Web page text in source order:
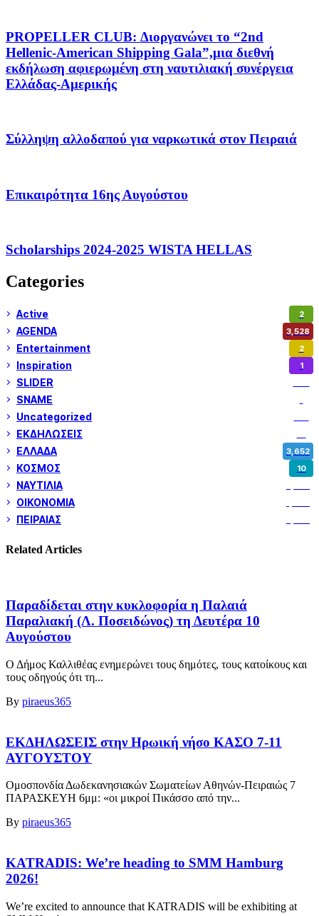
PROPELLER CLUB: Διοργανώνει το “2nd
Hellenic-American Shipping Gala”,μια διεθνή
εκδήλωση αφιερωμένη στη ναυτιλιακή συνέργεια
Ελλάδας-Αμερικής
Σύλληψη αλλοδαπού για ναρκωτικά στον Πειραιά
Επικαιρότητα 16ης Αυγούστου
Scholarships 2024-2025 WISTA HELLAS
Categories
Active 2
AGENDA 3,528
Entertainment 2
Inspiration 1
SLIDER
SNAME
Uncategorized
ΕΚΔΗΛΩΣΕΙΣ
ΕΛΛΑΔΑ 3,652
ΚΟΣΜΟΣ 10
ΝΑΥΤΙΛΙΑ
ΟΙΚΟΝΟΜΙΑ
ΠΕΙΡΑΙΑΣ
Related Articles
Παραδίδεται στην κυκλοφορία η Παλαιά
Παραλιακή (Λ. Ποσειδώνος) τη Δευτέρα 10
Αυγούστου
Ο Δήμος Καλλιθέας ενημερώνει τους δημότες, τους κατοίκους και
τους οδηγούς ότι τη...
By piraeus365
ΕΚΔΗΛΩΣΕΙΣ στην Ηρωική νήσο ΚΑΣΟ 7-11
ΑΥΓΟΥΣΤΟΥ
Ομοσπονδία Δωδεκανησιακών Σωματείων Αθηνών-Πειραιώς 7
ΠΑΡΑΣΚΕΥΗ 6μμ: «οι μικροί Πικάσσο από την...
By piraeus365
KATRADIS: We’re heading to SMM Hamburg
2026!
We’re excited to announce that KATRADIS will be exhibiting at